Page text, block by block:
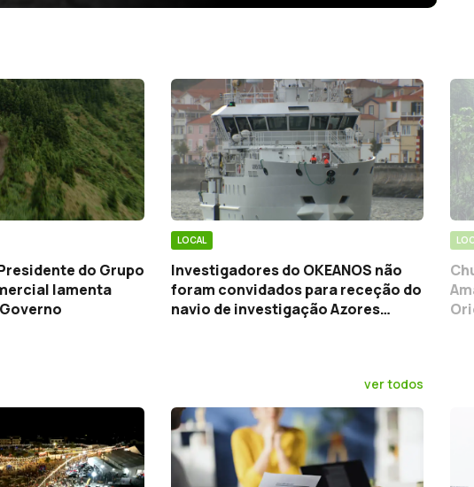
do Grupo
lamenta
LOCAL
Investigadores do OKEANOS não
foram convidados para receção do
navio de investigação Azores
ver todos